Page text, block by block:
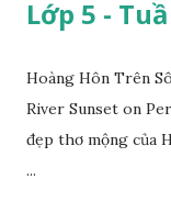
Lớp 5 -
Hoàng Hôn Trên
River Sunset on
đẹp thơ mộng của
...